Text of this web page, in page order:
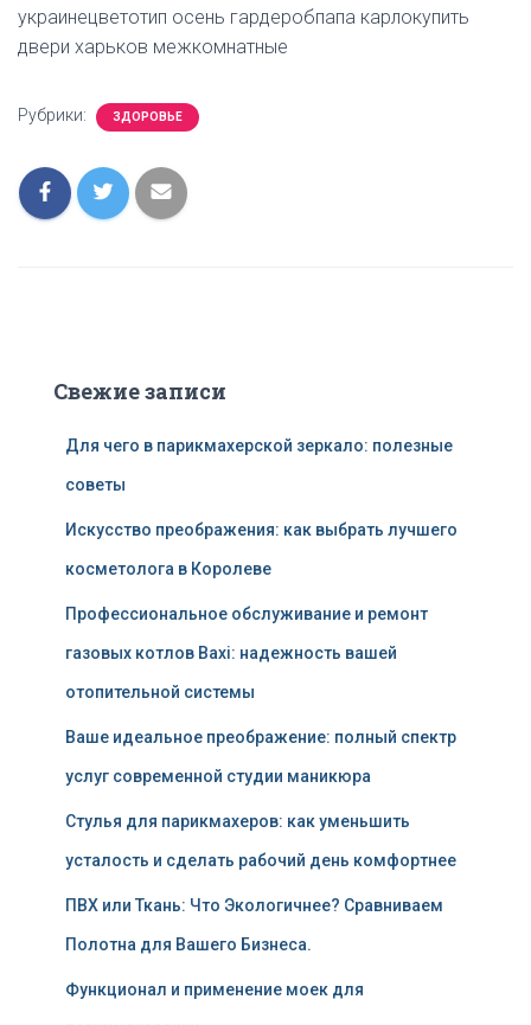
украинецветотип осень гардеробпапа карлокупить
двери харьков межкомнатные
Рубрики: ЗДОРОВЬЕ
Свежие записи
Для чего в парикмахерской зеркало: полезные
советы
Искусство преображения: как выбрать лучшего
косметолога в Королеве
Профессиональное обслуживание и ремонт
газовых котлов Baxi: надежность вашей
отопительной системы
Ваше идеальное преображение: полный спектр
услуг современной студии маникюра
Стулья для парикмахеров: как уменьшить
усталость и сделать рабочий день комфортнее
ПВХ или Ткань: Что Экологичнее? Сравниваем
Полотна для Вашего Бизнеса.
Функционал и применение моек для